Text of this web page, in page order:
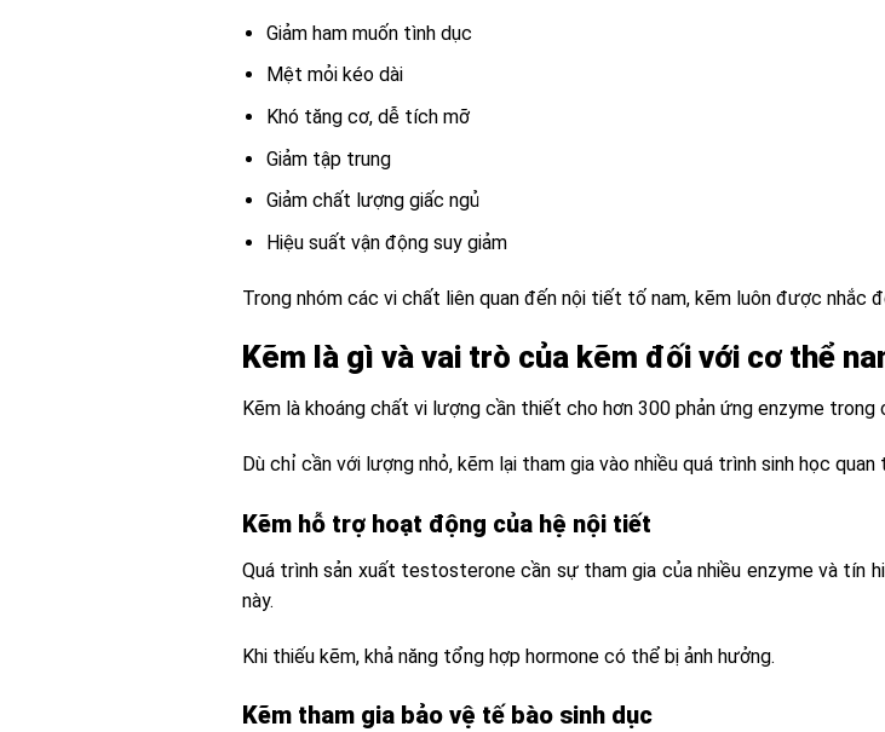
Giảm ham muốn tình dục
Mệt mỏi kéo dài
Khó tăng cơ, dễ tích mỡ
Giảm tập trung
Giảm chất lượng giấc ngủ
Hiệu suất vận động suy giảm
Trong nhóm các vi chất liên quan đến nội tiết tố nam, kẽm luôn được nhắc
Kẽm là gì và vai trò của kẽm đối với cơ thể
Kẽm là khoáng chất vi lượng cần thiết cho hơn 300 phản ứng enzyme trong
Dù chỉ cần với lượng nhỏ, kẽm lại tham gia vào nhiều quá trình sinh học
Kẽm hỗ trợ hoạt động của hệ nội tiết
Quá trình sản xuất testosterone cần sự tham gia của nhiều enzyme và tín
này.
Khi thiếu kẽm, khả năng tổng hợp hormone có thể bị ảnh hưởng.
Kẽm tham gia bảo vệ tế bào sinh dục